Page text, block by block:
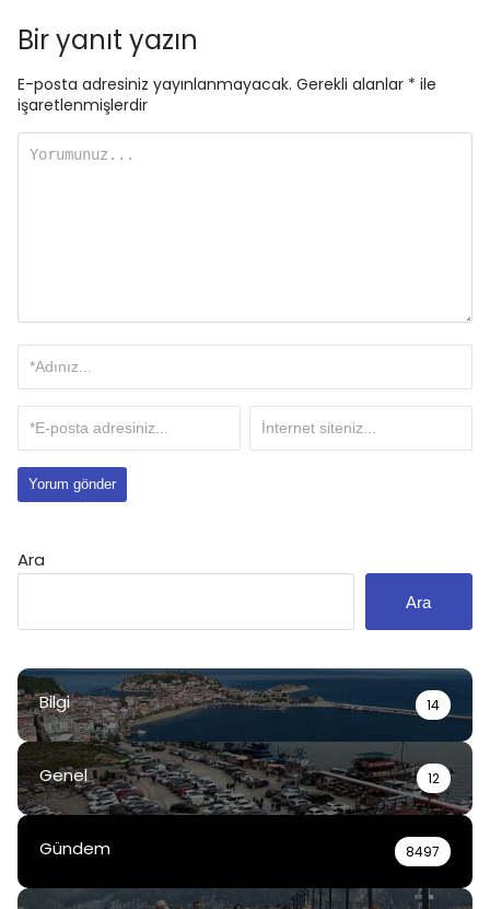
Bir yanıt yazın
E-posta adresiniz yayınlanmayacak. Gerekli alanlar * ile
işaretlenmişlerdir
Ara
Ara
Bilgi 14
Genel 12
Gündem 8497